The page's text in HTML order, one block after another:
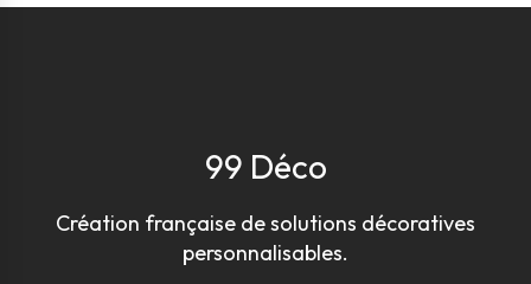
99 Déco
Création française de solutions décoratives
personnalisables.